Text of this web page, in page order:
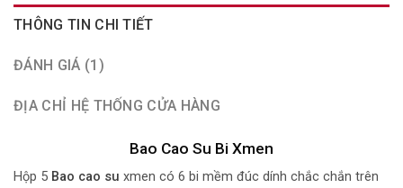
THÔNG TIN CHI TIẾT
ĐÁNH GIÁ (1)
ĐỊA CHỈ HỆ THỐNG CỬA HÀNG
Bao Cao Su Bi Xmen
Hộp 5 Bao cao su xmen có 6 bi mềm đúc dính chắc chắn trên